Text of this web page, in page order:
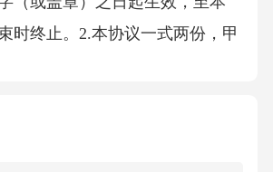
时终止。2.本协议一式两份，甲